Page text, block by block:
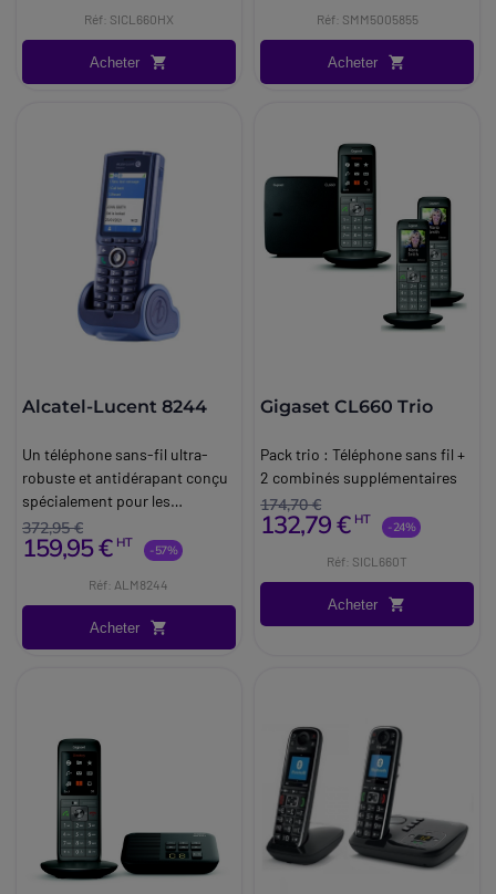
Réf: SICL660HX
Acheter
Réf: SMM5005855
Acheter
Alcatel-Lucent 8244
Un téléphone sans-fil ultra-
robuste et antidérapant conçu
spécialement pour les
professionnels industriels et
médicaux.
372,95 €
159,95 € HT -57%
Réf: ALM8244
Acheter
Gigaset CL660 Trio
Pack trio : Téléphone sans fil +
2 combinés supplémentaires
174,70 €
132,79 € HT -24%
Réf: SICL660T
Acheter